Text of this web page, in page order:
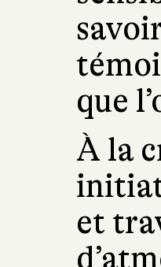
que
À la
et